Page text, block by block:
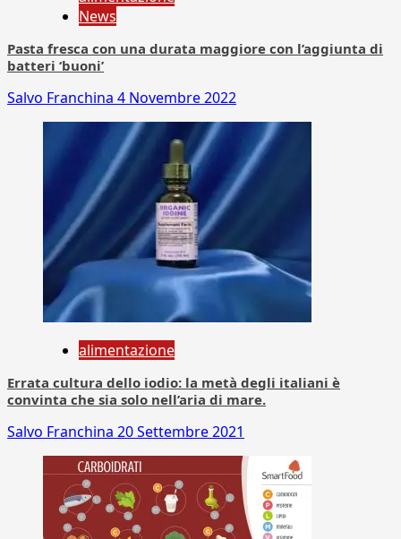
News
Pasta fresca con una durata maggiore con l’aggiunta di
batteri ‘buoni’
Salvo Franchina 4 Novembre 2022
alimentazione
Errata cultura dello iodio: la metà degli italiani è
convinta che sia solo nell’aria di mare.
Salvo Franchina 20 Settembre 2021